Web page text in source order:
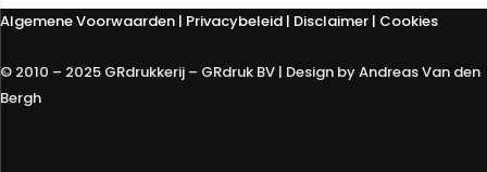
Algemene Voorwaarden | Privacybeleid | Disclaimer | Cookies
© 2010 – 2025 GRdrukkerij – GRdruk BV | Design by Andreas Van den
Bergh